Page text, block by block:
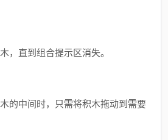
，直到组合提示区消失。
的中间时，只需将积木拖动到需要